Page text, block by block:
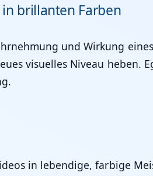
brillanten Farben
und Wirkung
visuelles Niveau heben.
in lebendige, farbige